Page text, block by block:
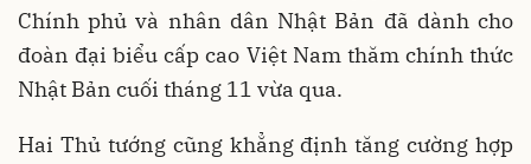
Chính phủ và nhân dân Nhật Bản đã dành cho
đoàn đại biểu cấp cao Việt Nam thăm chính thức
Nhật Bản cuối tháng 11 vừa qua.
Hai Thủ tướng cũng khẳng định tăng cường hợp